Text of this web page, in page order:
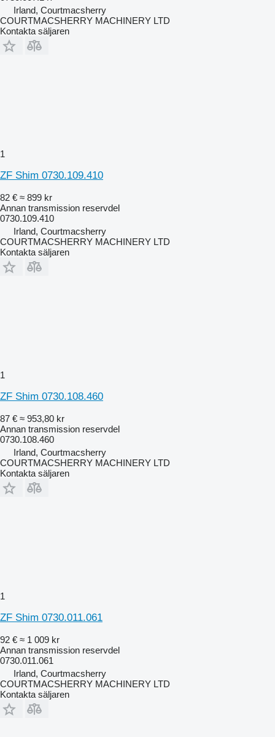
Irland, Courtmacsherry
COURTMACSHERRY MACHINERY LTD
Kontakta säljaren
1
ZF Shim 0730.109.410
82 € ≈ 899 kr
Annan transmission reservdel
0730.109.410
Irland, Courtmacsherry
COURTMACSHERRY MACHINERY LTD
Kontakta säljaren
1
ZF Shim 0730.108.460
87 € ≈ 953,80 kr
Annan transmission reservdel
0730.108.460
Irland, Courtmacsherry
COURTMACSHERRY MACHINERY LTD
Kontakta säljaren
1
ZF Shim 0730.011.061
92 € ≈ 1 009 kr
Annan transmission reservdel
0730.011.061
Irland, Courtmacsherry
COURTMACSHERRY MACHINERY LTD
Kontakta säljaren